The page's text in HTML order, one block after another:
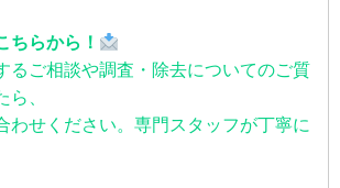
ちらから！
るご相談や調査・除去についてのご質
ら、
わせください。専門スタッフが丁寧に